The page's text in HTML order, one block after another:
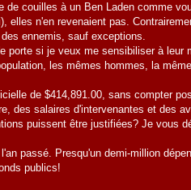
de couilles à un Ben Laden comme
elles n'en revenaient pas.
ennemis, sauf exceptions.
porte si je veux me sensibiliser à
les mêmes hommes, la
de $414,891.00, sans compter
des salaires d'intervenantes et des
puissent être justifiées? Je vous
passé. Presqu'un demi-million
publics!